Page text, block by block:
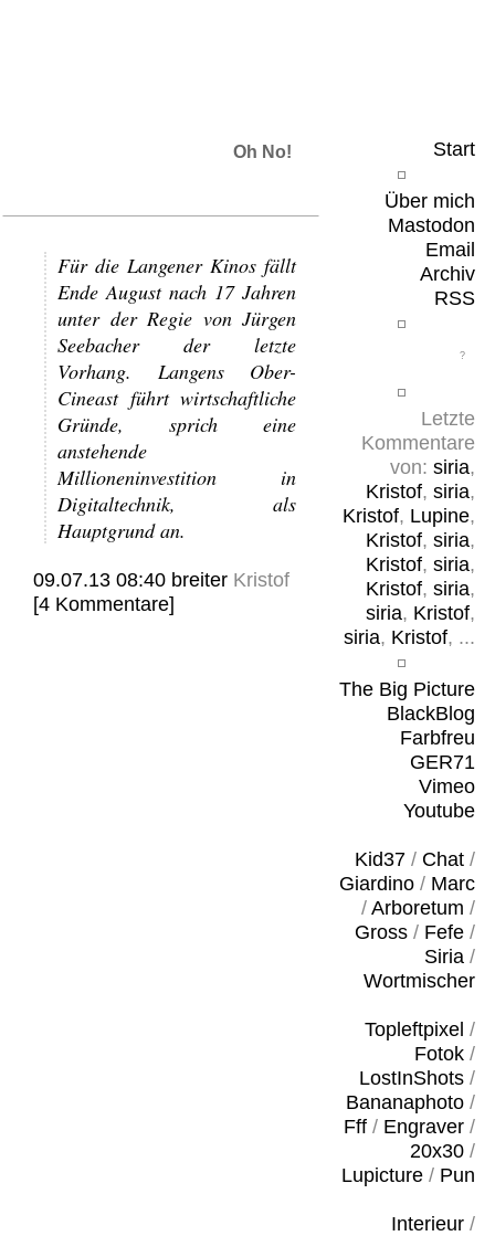
Start
Über mich
Mastodon
Email
Archiv
RSS
Letzte
Kommentare
von: siria,
Kristof, siria,
Kristof, Lupine,
Kristof, siria,
Kristof, siria,
Kristof, siria,
siria, Kristof,
siria, Kristof, ...
The Big Picture
BlackBlog
Farbfreu
GER71
Vimeo
Youtube
Kid37/ Chat/
Giardino/ Marc
/ Arboretum /
Gross/ Fefe/
Siria/
Wortmischer
Topleftpixel /
Fotok/
LostInShots/
Bananaphoto/
Fff/ Engraver/
20x30/
Lupicture/ Pun
Interieur/
Oh No!
Für die Langener Kinos fällt
Ende August nach 17 Jahren
unter der Regie von Jürgen
Seebacher der letzte
Vorhang. Langens Ober-
Cineast führt wirtschaftliche
Gründe, sprich eine
anstehende
Millioneninvestition in
Digitaltechnik, als
Hauptgrund an.
09.07.13 08:40 breiter Kristof
[4 Kommentare]